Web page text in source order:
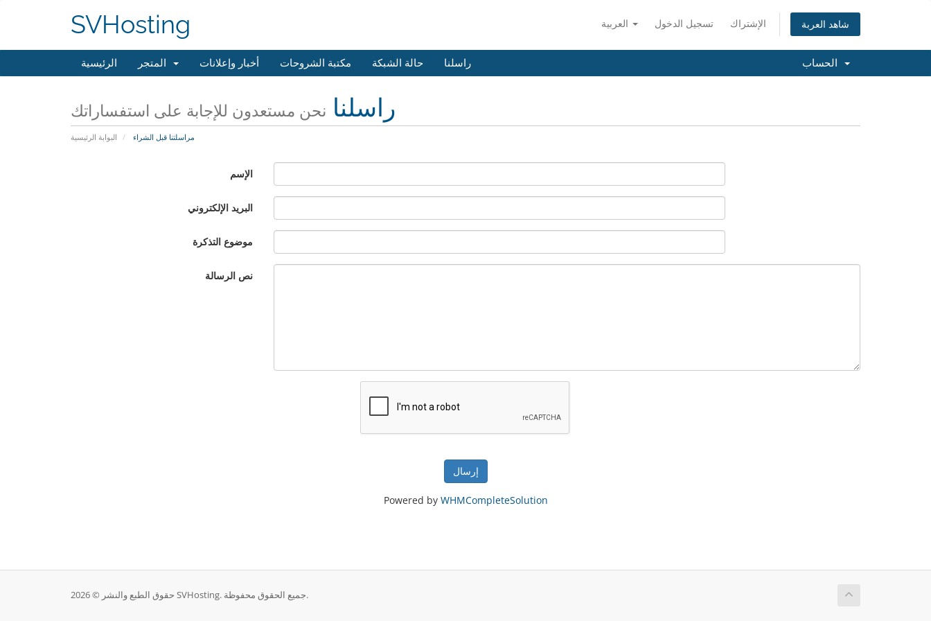
تسجيل الدخول الإشتراك شاهد العربة SVHosting
الرئيسية أخبار وإعلانات مكتبة الشروحات حالة الشبكة راسلنا
راسلنا نحن مستعدون للإجابة على استفساراتك
البوابة الرئيسية مراسلتنا قبل الشراء
الإسم
البريد الإلكتروني
موضوع التذكرة
نص الرسالة
إرسال
Powered by WHMCompleteSolution
حقوق الطبع والنشر © 2026 SVHosting. جميع الحقوق محفوظة.